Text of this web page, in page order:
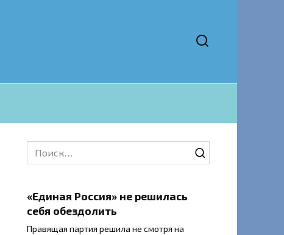
Search
for:
«Единая Россия» не решилась
себя обездолить
Правящая партия решила не смотря на